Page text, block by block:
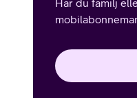
Har du familj